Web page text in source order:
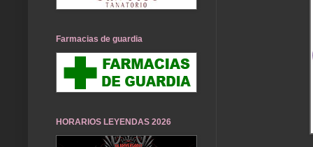
Farmacias de guardia
HORARIOS LEYENDAS 2026